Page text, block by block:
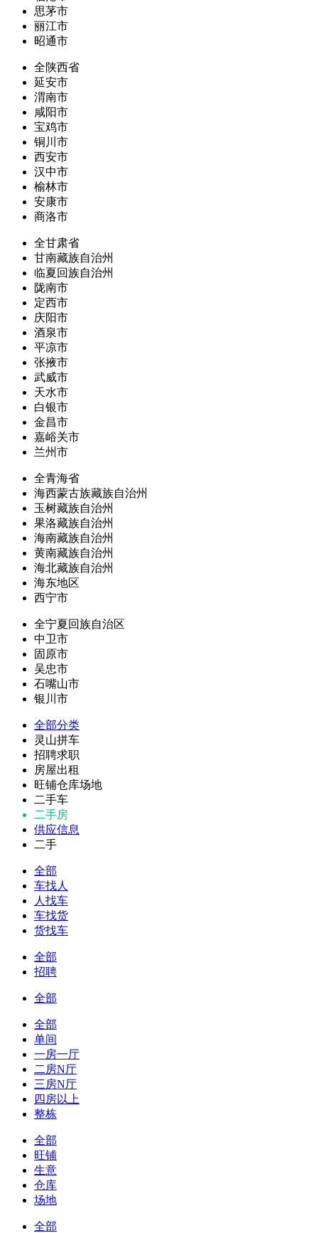
思茅市
丽江市
昭通市
全陕西省
延安市
渭南市
咸阳市
宝鸡市
铜川市
西安市
汉中市
榆林市
安康市
商洛市
全甘肃省
甘南藏族自治州
临夏回族自治州
陇南市
定西市
庆阳市
酒泉市
平凉市
张掖市
武威市
天水市
白银市
金昌市
嘉峪关市
兰州市
全青海省
海西蒙古族藏族自治州
玉树藏族自治州
果洛藏族自治州
海南藏族自治州
黄南藏族自治州
海北藏族自治州
海东地区
西宁市
全宁夏回族自治区
中卫市
固原市
吴忠市
石嘴山市
银川市
全部分类
灵山拼车
招聘求职
房屋出租
旺铺仓库场地
二手车
二手房
供应信息
二手
全部
车找人
人找车
车找货
货找车
全部
招聘
全部
全部
单间
一房一厅
二房N厅
三房N厅
四房以上
整栋
全部
旺铺
生意
仓库
场地
全部